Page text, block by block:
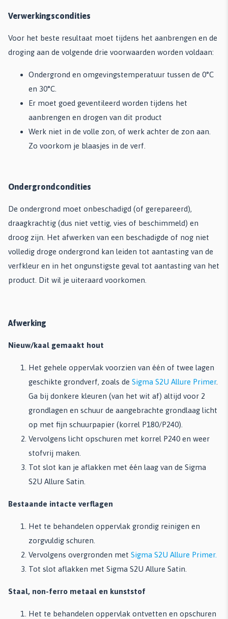
Verwerkingscondities
Voor het beste resultaat moet tijdens het aanbrengen en de
droging aan de volgende drie voorwaarden worden voldaan:
Ondergrond en omgevingstemperatuur tussen de 0°C
en 30°C.
Er moet goed geventileerd worden tijdens het
aanbrengen en drogen van dit product
Werk niet in de volle zon, of werk achter de zon aan.
Zo voorkom je blaasjes in de verf.
Ondergrondcondities
De ondergrond moet onbeschadigd (of gerepareerd),
draagkrachtig (dus niet vettig, vies of beschimmeld) en
droog zijn. Het afwerken van een beschadigde of nog niet
volledig droge ondergrond kan leiden tot aantasting van de
verfkleur en in het ongunstigste geval tot aantasting van het
product. Dit wil je uiteraard voorkomen.
Afwerking
Nieuw/kaal gemaakt hout
Het gehele oppervlak voorzien van één of twee lagen
geschikte grondverf, zoals de Sigma S2U Allure Primer.
Ga bij donkere kleuren (van het wit af) altijd voor 2
grondlagen en schuur de aangebrachte grondlaag licht
op met fijn schuurpapier (korrel P180/P240).
Vervolgens licht opschuren met korrel P240 en weer
stofvrij maken.
Tot slot kan je aflakken met één laag van de Sigma
S2U Allure Satin.
Bestaande intacte verflagen
Het te behandelen oppervlak grondig reinigen en
zorgvuldig schuren.
Vervolgens overgronden met Sigma S2U Allure Primer.
Tot slot aflakken met Sigma S2U Allure Satin.
Staal, non-ferro metaal en kunststof
Het te behandelen oppervlak ontvetten en opschuren